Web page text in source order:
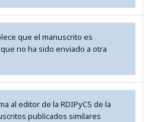
que el manuscrito es
no ha sido enviado a otra
al editor de la RDIPyCS de la
publicados similares